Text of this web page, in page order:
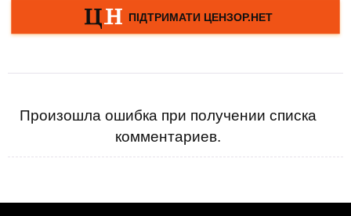
Произошла ошибка при получении списка
комментариев.